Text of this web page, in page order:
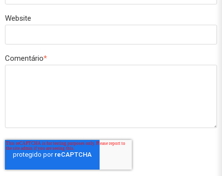
Website
Comentário*